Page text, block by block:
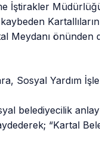
İştirakler
Meydanı önünden
Sosyal Yardım
belediyecilik
“Kartal